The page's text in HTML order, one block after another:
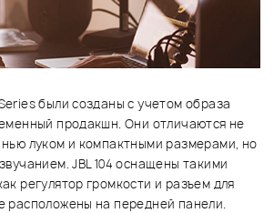
были созданы с учетом образа
продакшн. Они отличаются не
луком и компактными размерами, но
JBL 104 оснащены такими
регулятор громкости и разъем для
расположены на передней панели.